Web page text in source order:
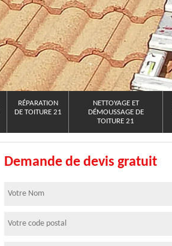
RÉPARATION
DE TOITURE 21
NETTOYAGE ET
DÉMOUSSAGE DE
TOITURE 21
Demande de devis gratuit